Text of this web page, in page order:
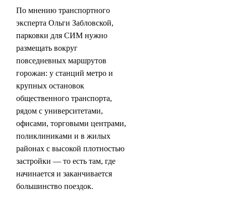
По мнению транспортного
эксперта Ольги Забловской,
парковки для СИМ нужно
размещать вокруг
повседневных маршрутов
горожан: у станций метро и
крупных остановок
общественного транспорта,
рядом с университетами,
офисами, торговыми центрами,
поликлиниками и в жилых
районах с высокой плотностью
застройки — то есть там, где
начинается и заканчивается
большинство поездок.